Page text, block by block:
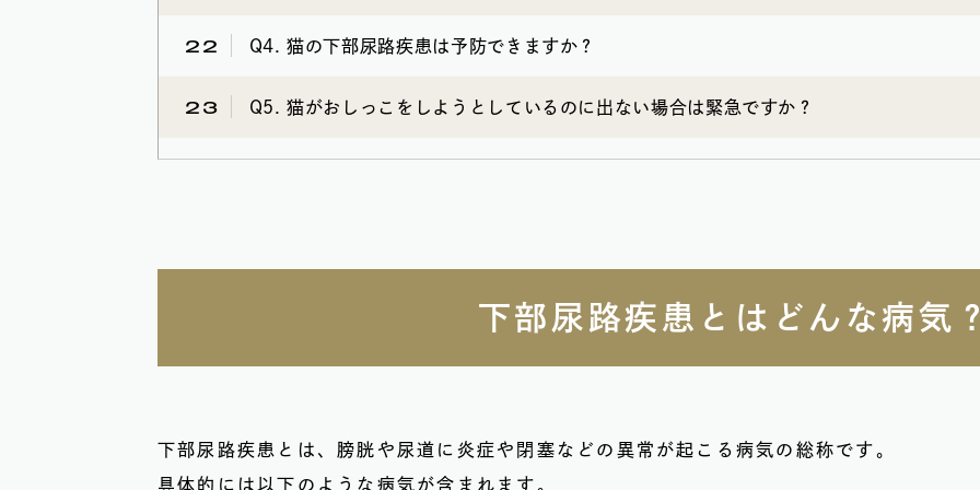
22 Q4. 猫の下部尿路疾患は予防できますか？
23 Q5. 猫がおしっこをしようとしているのに出ない場合は緊急ですか？
下部尿路疾患とはどんな病気
下部尿路疾患とは、膀胱や尿道に炎症や閉塞などの異常が起こる病気の総称です。
具体的には以下のような病気が含まれます。